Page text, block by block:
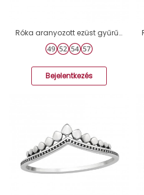
Róka aranyozott ezüst gyűrű - 925 Ezüst Kő Nélküli Gyűrűk A4S46647
Bejelentkezés